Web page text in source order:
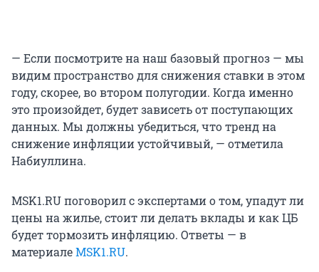
— Если посмотрите на наш базовый прогноз — мы
видим пространство для снижения ставки в этом
году, скорее, во втором полугодии. Когда именно
это произойдет, будет зависеть от поступающих
данных. Мы должны убедиться, что тренд на
снижение инфляции устойчивый, — отметила
Набиуллина.
MSK1.RU поговорил с экспертами о том, упадут ли
цены на жилье, стоит ли делать вклады и как ЦБ
будет тормозить инфляцию. Ответы — в
материалеMSK1.RU.